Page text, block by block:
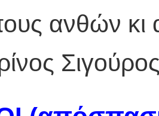
ανθών κι